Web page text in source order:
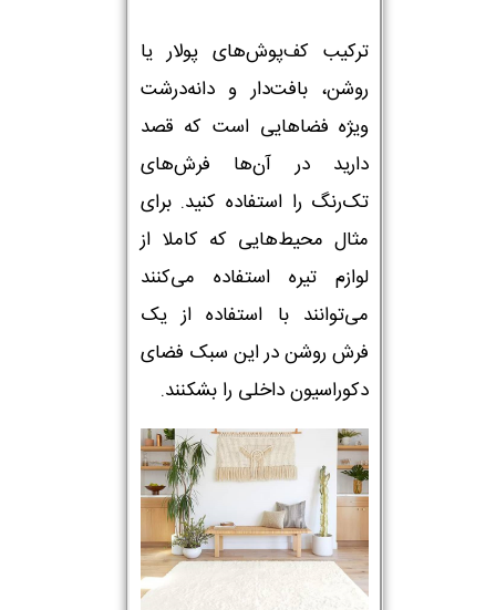
ترکیب کف‌پوش‌های پولار یا
روشن، بافت‌دار و دانه‌درشت
ویژه فضاهایی است که قصد
دارید در آن‌ها فرش‌های
تک‌رنگ را استفاده کنید. برای
مثال محیط‌هایی که کاملا از
لوازم تیره استفاده می‌کنند
می‌توانند با استفاده از یک
فرش روشن در این سبک فضای
دکوراسیون داخلی را بشکنند.